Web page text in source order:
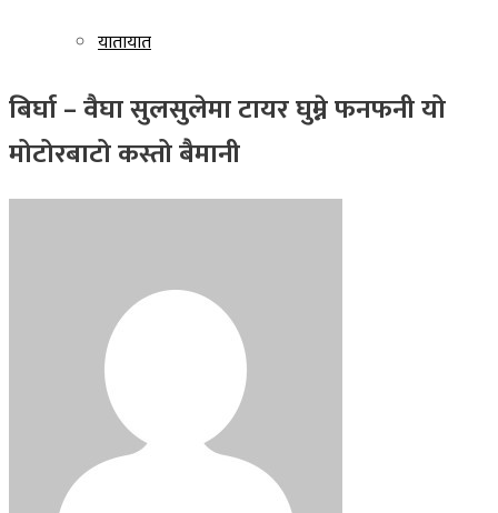
यातायात
बिर्घा – वैघा सुलसुलेमा टायर घुम्ने फनफनी यो
मोटोरबाटो कस्तो बैमानी